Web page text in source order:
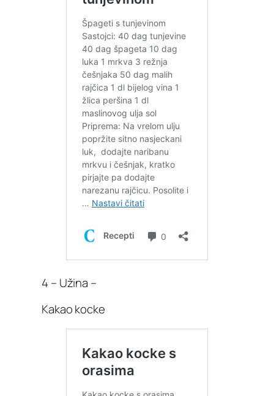
4 – Užina –
Kakao kocke